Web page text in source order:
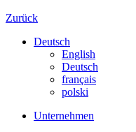
Zurück
Deutsch
English
Deutsch
français
polski
Unternehmen